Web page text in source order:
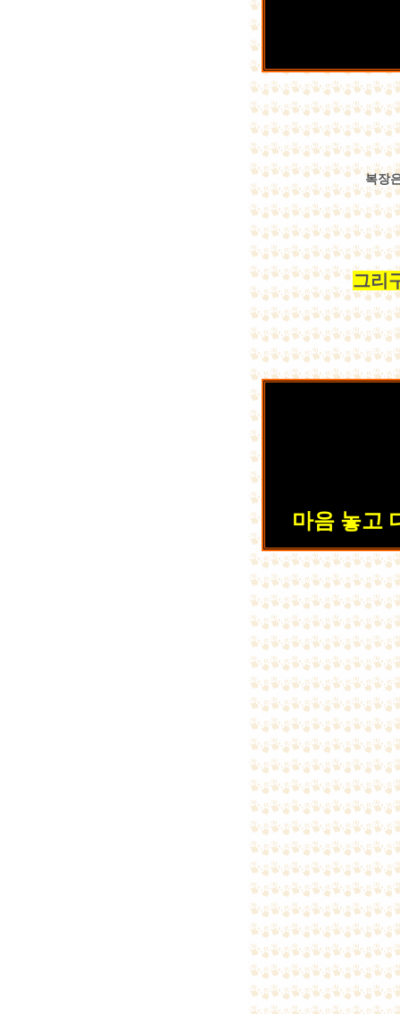
복장
그리
마음 놓고